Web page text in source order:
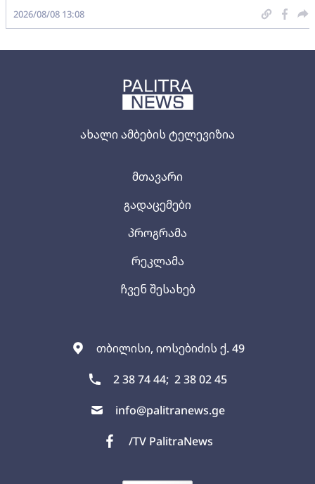
ახალი ამბების ტელევიზია
თბილისი, იოსებიძის ქ. 49
2 38 74 44; 2 38 02 45
info@palitranews.ge
/TV PalitraNews
მთავარი
გადაცემები
პროგრამა
რეკლამა
ჩვენ შესახებ
2026/08/08 13:08